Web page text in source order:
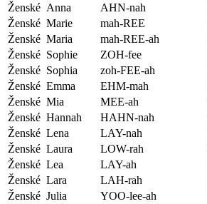
Ženské Anna AHN-nah
Ženské Marie mah-REE
Ženské Maria mah-REE-ah
Ženské Sophie ZOH-fee
Ženské Sophia zoh-FEE-ah
Ženské Emma EHM-mah
Ženské Mia MEE-ah
Ženské Hannah HAHN-nah
Ženské Lena LAY-nah
Ženské Laura LOW-rah
Ženské Lea LAY-ah
Ženské Lara LAH-rah
Ženské Julia YOO-lee-ah